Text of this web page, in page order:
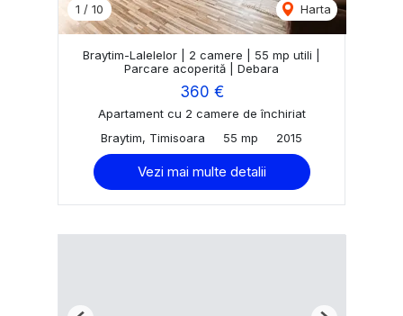
1 / 10 Harta
Braytim-Lalelelor | 2 camere | 55 mp utili |
Parcare acoperită | Debara
360 €
Apartament cu 2 camere de închiriat
Braytim, Timisoara
55 mp 2015
Vezi mai multe detalii